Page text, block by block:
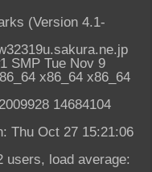
(Version 4.1-
SMP Tue Nov 9
x86_64 x86_64
14684104
Thu Oct 27 15:21:06
users, load average: